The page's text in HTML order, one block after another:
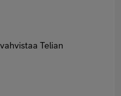
Telian